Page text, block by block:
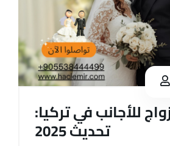
للأجانب في تركيا:
تحديث 2025